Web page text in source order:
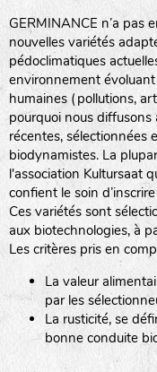
GERMINANCE n’a pas
nouvelles variétés
pédoclimatiques
environnement
humaines (pollutions,
pourquoi nous diffusons
récentes, sélectionnées
biodynamistes. La
l'association Kultursaat
confient le soin
Ces variétés sont
aux biotechnologies, à
Les critères pris en
La valeur
par les
La rusticité, se
bonne conduite
BINGENHEIMER
DE BOLSTER
GRAINE DEL
JARDIN EN’VIE
LA BOITE A
semence.
1 : Numéro d’ordre du lot
A : Sans calibre.
G: Gros
M: Moyen calibre
P: Petit calibre
Légumes feuilles
Légumes racines
Plantes